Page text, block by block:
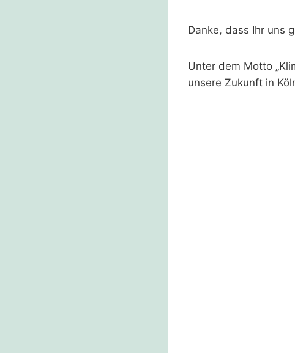
Danke, dass Ihr uns
Unter dem Motto
unsere Zukunft in